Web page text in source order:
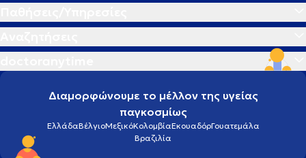
Διαμορφώνουμε το μέλλον της υγείας
παγκοσμίως
ΕλλάδαΒέλγιοΜεξικόΚολομβίαΕκουαδόρΓουατεμάλα
Βραζιλία